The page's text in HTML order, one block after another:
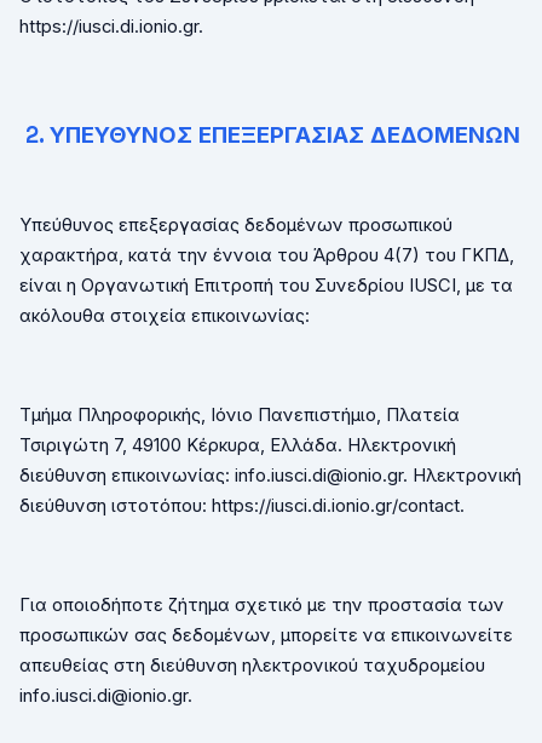
https://iusci.di.ionio.gr.
2. ΥΠΕΥΘΥΝΟΣ ΕΠΕΞΕΡΓΑΣΙΑΣ ΔΕΔΟΜΕΝΩΝ
Υπεύθυνος επεξεργασίας δεδομένων προσωπικού
χαρακτήρα, κατά την έννοια του Άρθρου 4(7) του ΓΚΠΔ,
είναι η Οργανωτική Επιτροπή του Συνεδρίου IUSCI, με τα
ακόλουθα στοιχεία επικοινωνίας:
Τμήμα Πληροφορικής, Ιόνιο Πανεπιστήμιο, Πλατεία
Τσιριγώτη 7, 49100 Κέρκυρα, Ελλάδα. Ηλεκτρονική
διεύθυνση επικοινωνίας: info.iusci.di@ionio.gr. Ηλεκτρονική
διεύθυνση ιστοτόπου: https://iusci.di.ionio.gr/contact.
Για οποιοδήποτε ζήτημα σχετικό με την προστασία των
προσωπικών σας δεδομένων, μπορείτε να επικοινωνείτε
απευθείας στη διεύθυνση ηλεκτρονικού ταχυδρομείου
info.iusci.di@ionio.gr.